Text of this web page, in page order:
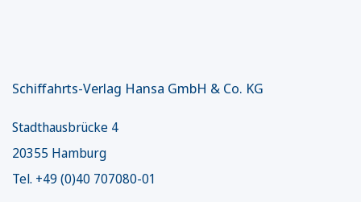
Schiffahrts-Verlag Hansa GmbH & Co. KG
Stadthausbrücke 4
20355 Hamburg
Tel. +49 (0)40 707080-01